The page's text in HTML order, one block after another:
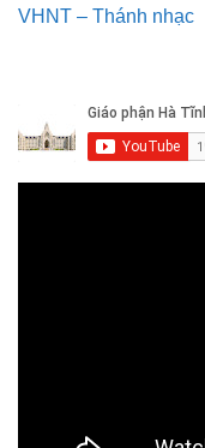
VHNT – Thánh nhạc